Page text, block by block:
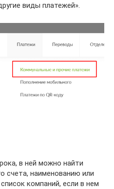
виды платежей».
в ней можно найти
счета, наименованию или
компаний, если в нем